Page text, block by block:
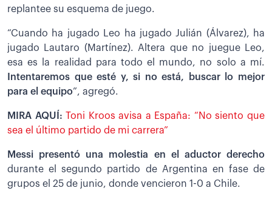
replantee su esquema de juego.
“Cuando ha jugado Leo ha jugado Julián (Álvarez), ha
jugado Lautaro (Martínez). Altera que no juegue Leo,
esa es la realidad para todo el mundo, no solo a mí.
Intentaremos que esté y, si no está, buscar lo mejor
para el equipo”, agregó.
MIRA AQUÍ: Toni Kroos avisa a España: “No siento que
sea el último partido de mi carrera”
Messi presentó una molestia en el aductor derecho
durante el segundo partido de Argentina en fase de
grupos el 25 de junio, donde vencieron 1-0 a Chile.